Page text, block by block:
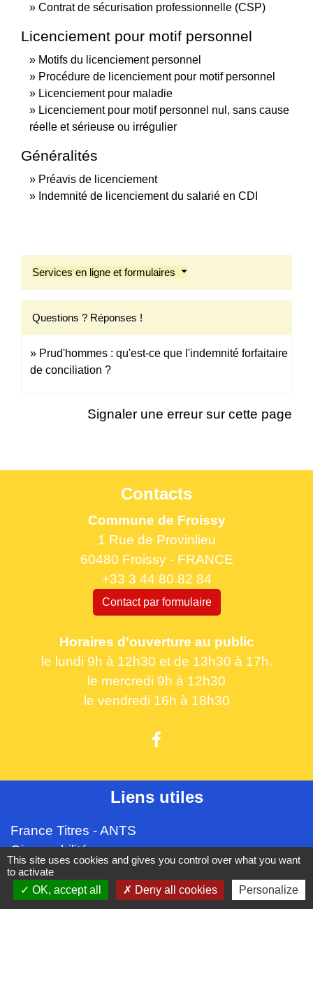
Contrat de sécurisation professionnelle (CSP)
Licenciement pour motif personnel
Motifs du licenciement personnel
Procédure de licenciement pour motif personnel
Licenciement pour maladie
Licenciement pour motif personnel nul, sans cause
réelle et sérieuse ou irrégulier
Généralités
Préavis de licenciement
Indemnité de licenciement du salarié en CDI
Services en ligne et formulaires
Questions ? Réponses !
Prud'hommes : qu'est-ce que l'indemnité forfaitaire
de conciliation ?
Signaler une erreur sur cette page
Contacts
Commune de Froissy
1 Rue de Provinlieu
60480 Froissy - FRANCE
+33 3 44 80 82 84
Contact par formulaire
Horaires d'ouverture au public
le lundi 9h à 12h30 et de 13h30 à 17h.
le mercredi 9h à 12h30
le vendredi 16h à 18h30
Liens utiles
France Titres - ANTS
Oise mobilité
France Identité
Service Public
Procuration de vote
This site uses cookies and gives you control over what you want
to activate
OK, accept all
Deny all cookies Personalize